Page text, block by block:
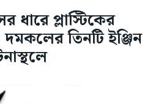
ধারে প্লাস্টিকের
তিনটি ইঞ্জিন